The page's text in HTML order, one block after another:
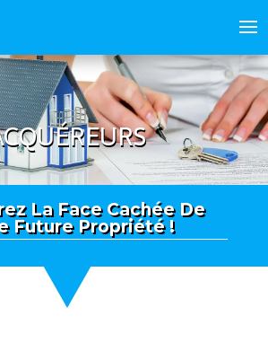
La Face Cachée De
Future Propriété !